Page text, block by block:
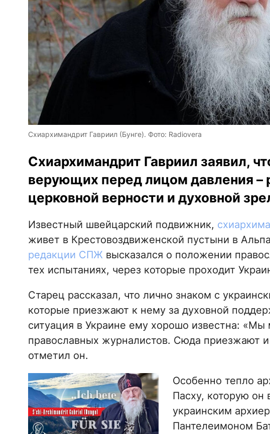
Схиархимандрит Гавриил (Бунге). Фото: Radiovera
Схиархимандрит Гавриил заявил,
верующих перед лицом давления –
церковной верности и духовной
Известный швейцарский подвижник,
живет в Крестовоздвиженской пустыни в
редакции СПЖ высказался о положении
тех испытаниях, через которые проходит
Старец рассказал, что лично знаком с
которые приезжают к нему за духовной
ситуация в Украине ему хорошо известна:
православных журналистов. Сюда приезжают
отметил он.
Особенно тепло
Пасху, которую он
украинским
Пантелеимоном